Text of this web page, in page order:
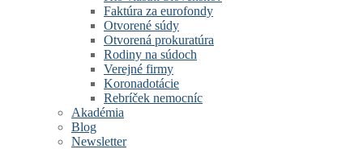
Faktúra za eurofondy
Otvorené súdy
Otvorená prokuratúra
Rodiny na súdoch
Verejné firmy
Koronadotácie
Rebríček nemocníc
Akadémia
Blog
Newsletter